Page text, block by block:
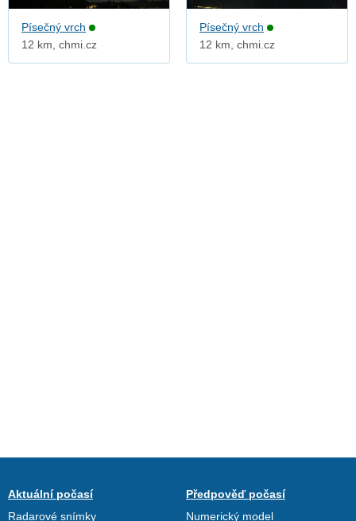
Písečný vrch
12 km, chmi.cz
Písečný vrch
12 km, chmi.cz
Aktuální počasí
Radarové snímky
Předpověď počasí
Numerický model